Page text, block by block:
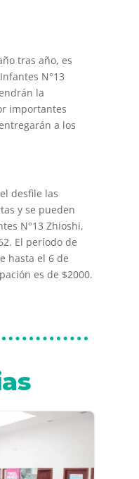
tras año, es
N°13
la
importantes
a los
desfile las
y se pueden
N°13 Zhioshi,
El período de
hasta el 6 de
es de $2000.